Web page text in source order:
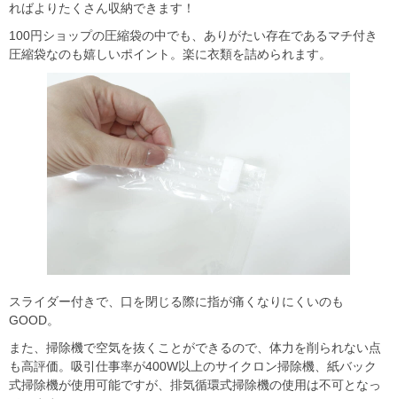
ればよりたくさん収納できます！
100円ショップの圧縮袋の中でも、ありがたい存在であるマチ付き
圧縮袋なのも嬉しいポイント。楽に衣類を詰められます。
スライダー付きで、口を閉じる際に指が痛くなりにくいのも
GOOD。
また、掃除機で空気を抜くことができるので、体力を削られない点
も高評価。吸引仕事率が400W以上のサイクロン掃除機、紙バック
式掃除機が使用可能ですが、排気循環式掃除機の使用は不可となっ